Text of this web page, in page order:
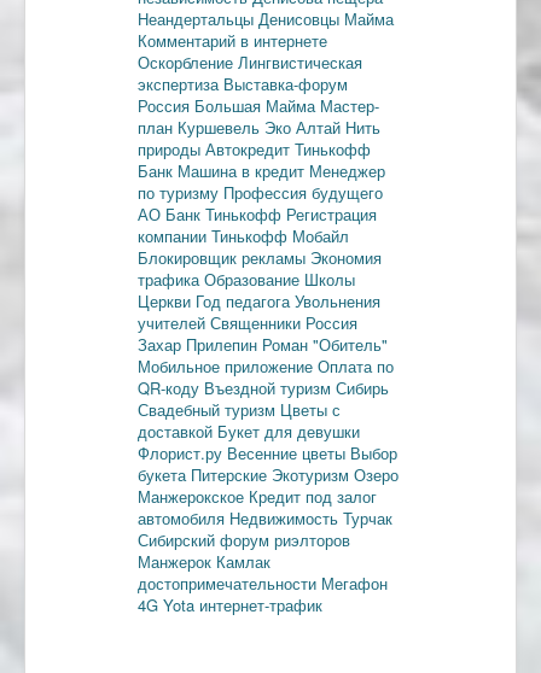
Неандертальцы Денисовцы Майма
Комментарий в интернете
Оскорбление Лингвистическая
экспертиза Выставка-форум
Россия Большая Майма Мастер-
план Куршевель Эко Алтай Нить
природы Автокредит Тинькофф
Банк Машина в кредит Менеджер
по туризму Профессия будущего
АО Банк Тинькофф Регистрация
компании Тинькофф Мобайл
Блокировщик рекламы Экономия
трафика Образование Школы
Церкви Год педагога Увольнения
учителей Священники Россия
Захар Прилепин Роман "Обитель"
Мобильное приложение Оплата по
QR-коду Въездной туризм Сибирь
Свадебный туризм Цветы с
доставкой Букет для девушки
Флорист.ру Весенние цветы Выбор
букета Питерские Экотуризм Озеро
Манжерокское Кредит под залог
автомобиля Недвижимость Турчак
Сибирский форум риэлторов
Манжерок Камлак
достопримечательности Мегафон
4G Yota интернет-трафик